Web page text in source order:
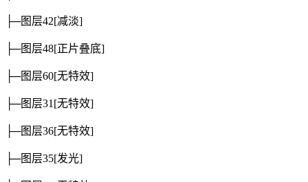
├─图层42[减淡]
├─图层48[正片叠底]
├─图层60[无特效]
├─图层31 [无特效]
├─图层36[无特效]
├─图层35[发光]